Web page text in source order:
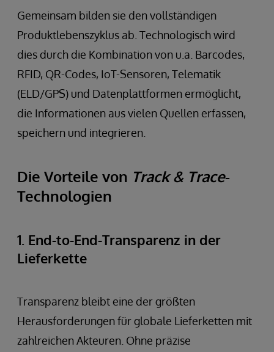
Gemeinsam bilden sie den vollständigen
Produktlebenszyklus ab. Technologisch wird
dies durch die Kombination von u.a. Barcodes,
RFID, QR-Codes, IoT-Sensoren, Telematik
(ELD/GPS) und Datenplattformen ermöglicht,
die Informationen aus vielen Quellen erfassen,
speichern und integrieren.
Die Vorteile von Track & Trace-
Technologien
1. End-to-End-Transparenz in der
Lieferkette
Transparenz bleibt eine der größten
Herausforderungen für globale Lieferketten mit
zahlreichen Akteuren. Ohne präzise